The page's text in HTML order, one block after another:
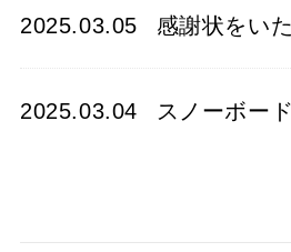
2025.03.05 感謝状をい
2025.03.04 スノーボー